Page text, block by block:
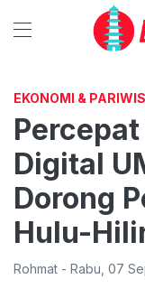
EKONOMI &
Digital
Dorong
Hulu-
Rohmat - Rabu 07